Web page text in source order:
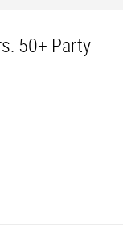
50+ Party